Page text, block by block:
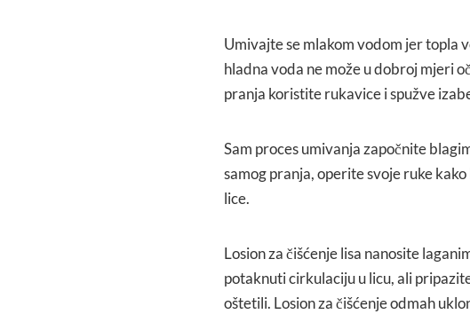
Umivajte se mlakom vodom jer topla
hladna voda ne može u dobroj mjeri
pranja koristite rukavice i spužve
Sam proces umivanja započnite
samog pranja, operite svoje ruke
lice.
Losion za čišćenje lisa nanosite
potaknuti cirkulaciju u licu, ali
oštetili. Losion za čišćenje odmah